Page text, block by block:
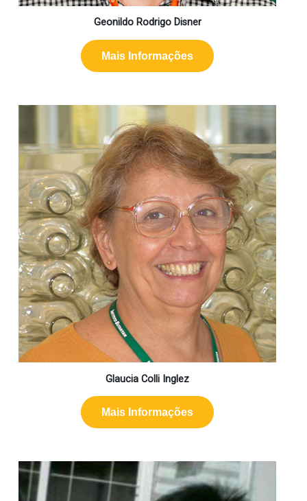
Geonildo Rodrigo Disner
Mais Informações
Glaucia Colli Inglez
Mais Informações